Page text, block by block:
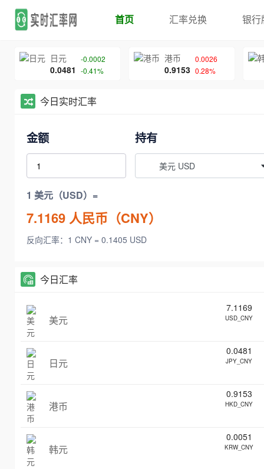
首页 汇率兑换 银行
日元
0.0481
-0.0002
-0.41%
港币
0.9153
0.0026
0.28%
今日实时汇率
金额 持有
美元 USD
1 美元（USD）=
7.1169 人民币（CNY）
反向汇率：1 CNY = 0.1405 USD
今日汇率
美元
7.1169
USD_CNY
日元
0.0481
JPY_CNY
港币
0.9153
HKD_CNY
韩元
0.0051
KRW_CNY